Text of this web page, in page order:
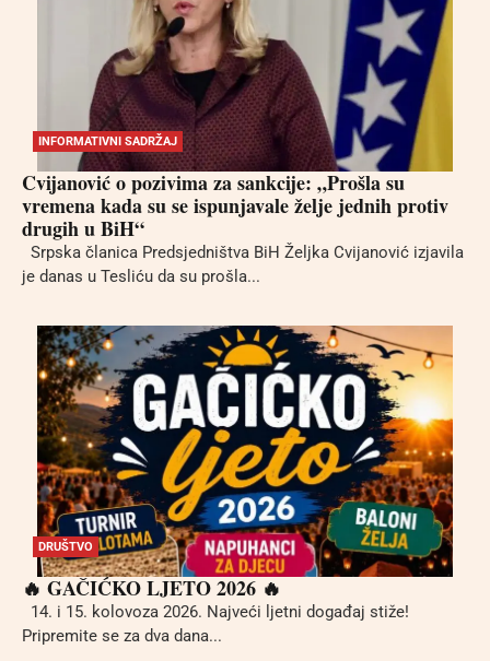
INFORMATIVNI SADRŽAJ
Cvijanović o pozivima za sankcije: „Prošla su
vremena kada su se ispunjavale želje jednih protiv
drugih u BiH“
Srpska članica Predsjedništva BiH Željka Cvijanović izjavila
je danas u Tesliću da su prošla...
DRUŠTVO
🔥 GAČIĆKO LJETO 2026 🔥
14. i 15. kolovoza 2026. Najveći ljetni događaj stiže!
Pripremite se za dva dana...